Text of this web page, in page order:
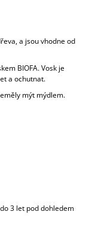
a jsou vhodne od
BIOFA. Vosk je
a ochutnat.
mýt mýdlem.
3 let pod dohledem